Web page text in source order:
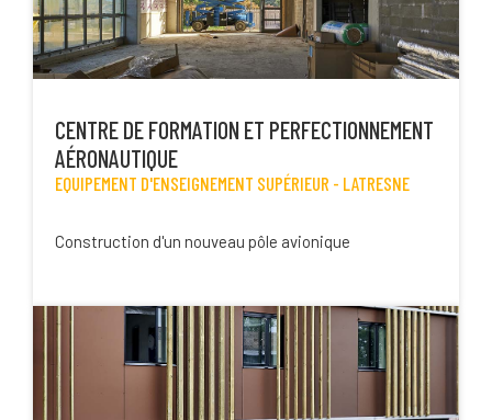
CENTRE DE FORMATION ET PERFECTIONNEMENT
AÉRONAUTIQUE
EQUIPEMENT D'ENSEIGNEMENT SUPÉRIEUR - LATRESNE
Construction d'un nouveau pôle avionique